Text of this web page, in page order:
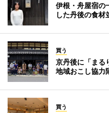
伊根・舟屋宿
した丹後の食材
買う
京丹後に「まる
地域おこし協力
買う